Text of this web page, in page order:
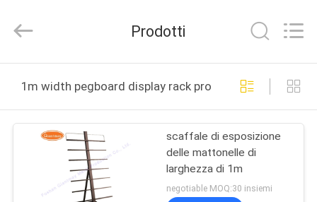
PRODOTTI
Metal
Production
Rights
Developed
Prodotti
1m width pegboard display rack produzione online
scaffale di esposizione
delle mattonelle di
larghezza di 1m
negotiable MOQ:30 insiemi